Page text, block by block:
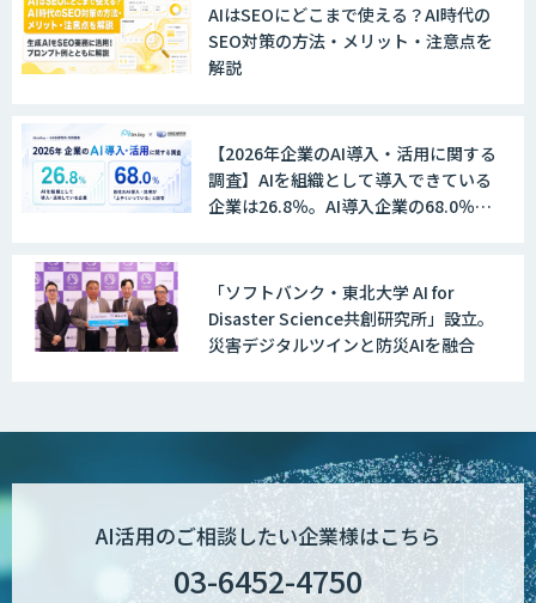
AI・DXコンサルティング伴走支援サービ
ス
FUNNELシリーズ
AI受託開発（データ分析・画像認識）
析総合ソリューション
AIはSEOにどこまで使える？AI時代の
SEO対策の方法・メリット・注意点を
解説
【2026年企業のAI導入・活用に関する
調査】AIを組織として導入できている
企業は26.8％。AI導入企業の68.0％
「ソフトバンク・東北大学 AI for
Disaster Science共創研究所」設立。
災害デジタルツインと防災AIを融合
AI活用のご相談したい企業様はこちら
03-6452-4750